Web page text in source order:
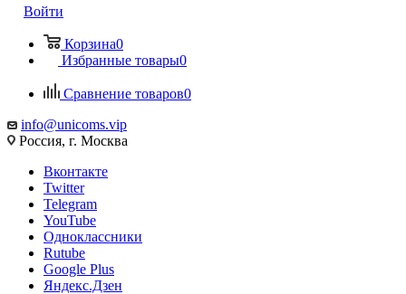
Войти
Корзина0
Избранные товары0
Сравнение товаров0
info@unicoms.vip
Россия, г. Москва
Вконтакте
Twitter
Telegram
YouTube
Одноклассники
Rutube
Google Plus
Яндекс.Дзен